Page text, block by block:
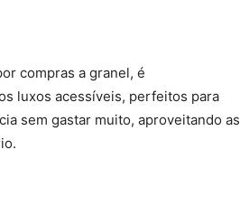
Vida
compras a granel, é
luxos acessíveis, perfeitos para
sem gastar muito, aproveitando as